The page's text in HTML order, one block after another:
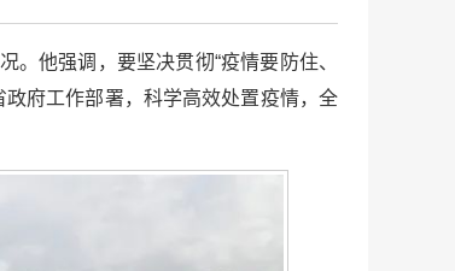
他强调，要坚决贯彻“疫情要防住、
府工作部署，科学高效处置疫情，全